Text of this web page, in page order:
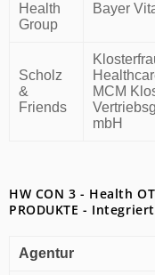
Health
Group
Bayer
Scholz
&
Friends
MCM
mbH
HW CON 3 - Health
PRODUKTE -
Agentur